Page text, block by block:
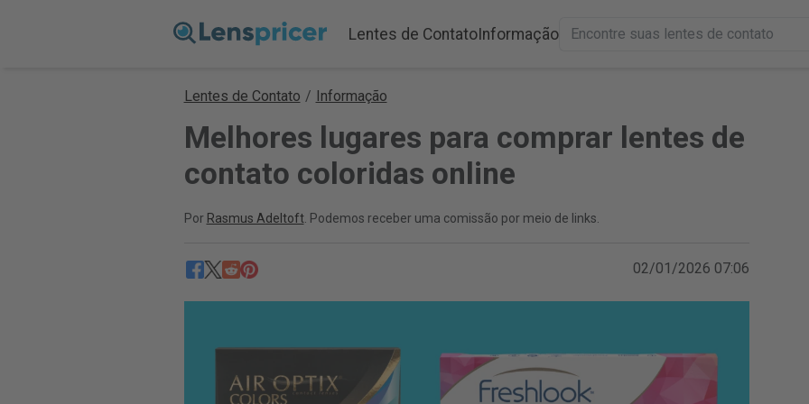
Lentes de ContatoInformação
Lentes de Contato / Informação
Melhores lugares para comprar lentes de
contato coloridas online
Por Rasmus Adeltoft. Podemos receber uma comissão por meio de links.
02/01/2026 07:06